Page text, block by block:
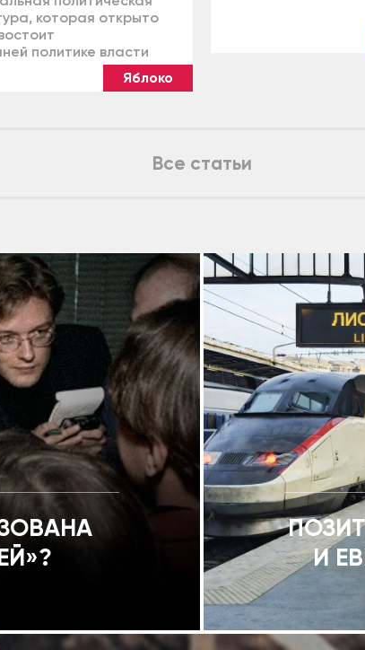
которая открыто
политике власти
Яблоко
Все статьи
И